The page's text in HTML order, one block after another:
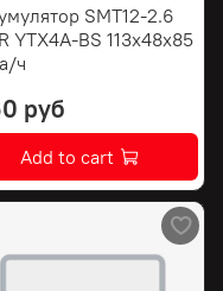
SMT12-2.6
YTX4A-BS 113х48х85
ч
руб
Add to cart